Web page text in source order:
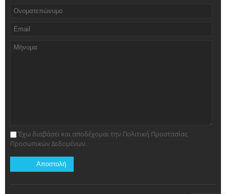
Έχω διαβάσει και αποδέχομαι την Πολιτική Προστασίας
Προσωπικών Δεδομένων.